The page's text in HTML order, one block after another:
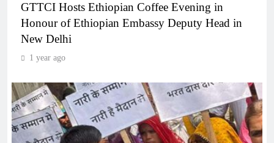
GTTCI Hosts Ethiopian Coffee Evening in
Honour of Ethiopian Embassy Deputy Head in
New Delhi
1 year ago